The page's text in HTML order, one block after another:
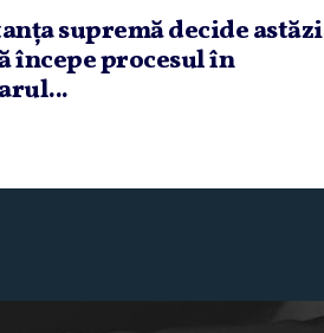
supremă decide astăzi
începe procesul în